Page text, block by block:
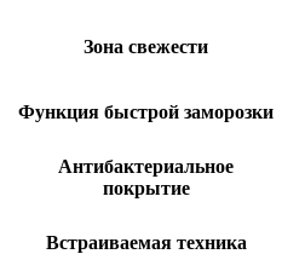
Зона свежести
Функция быстрой заморозки
Антибактериальное
покрытие
Встраиваемая техника